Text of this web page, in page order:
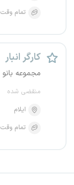
تمام وقت
کارگر انبار
مجموعه بانو
منقضی شده
ایلام
تمام وقت